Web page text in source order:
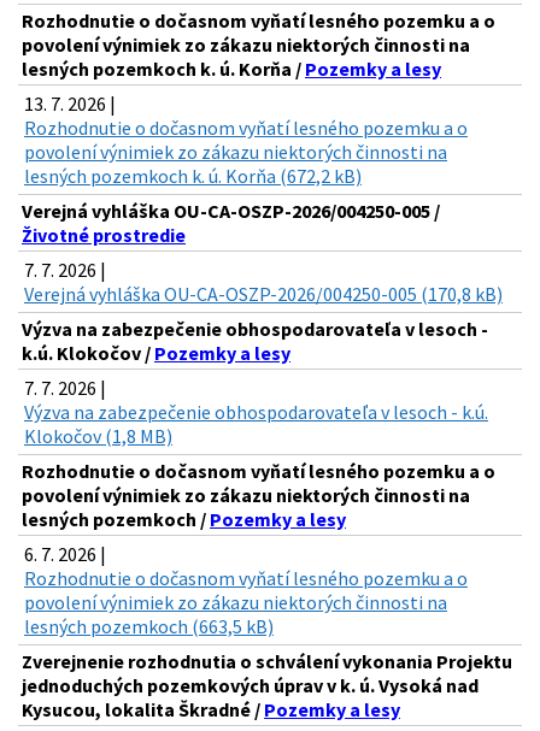
Rozhodnutie o dočasnom vyňatí lesného pozemku a o
povolení výnimiek zo zákazu niektorých činnosti na
lesných pozemkoch k. ú. Korňa / Pozemky a lesy
13. 7. 2026 |
Rozhodnutie o dočasnom vyňatí lesného pozemku a o
povolení výnimiek zo zákazu niektorých činnosti na
lesných pozemkoch k. ú. Korňa (672,2 kB)
Verejná vyhláška OU-CA-OSZP-2026/004250-005 /
Životné prostredie
7. 7. 2026 |
Verejná vyhláška OU-CA-OSZP-2026/004250-005 (170,8 kB)
Výzva na zabezpečenie obhospodarovateľa v lesoch -
k.ú. Klokočov / Pozemky a lesy
7. 7. 2026 |
Výzva na zabezpečenie obhospodarovateľa v lesoch - k.ú.
Klokočov (1,8 MB)
Rozhodnutie o dočasnom vyňatí lesného pozemku a o
povolení výnimiek zo zákazu niektorých činnosti na
lesných pozemkoch / Pozemky a lesy
6. 7. 2026 |
Rozhodnutie o dočasnom vyňatí lesného pozemku a o
povolení výnimiek zo zákazu niektorých činnosti na
lesných pozemkoch (663,5 kB)
Zverejnenie rozhodnutia o schválení vykonania Projektu
jednoduchých pozemkových úprav v k. ú. Vysoká nad
Kysucou, lokalita Škradné / Pozemky a lesy